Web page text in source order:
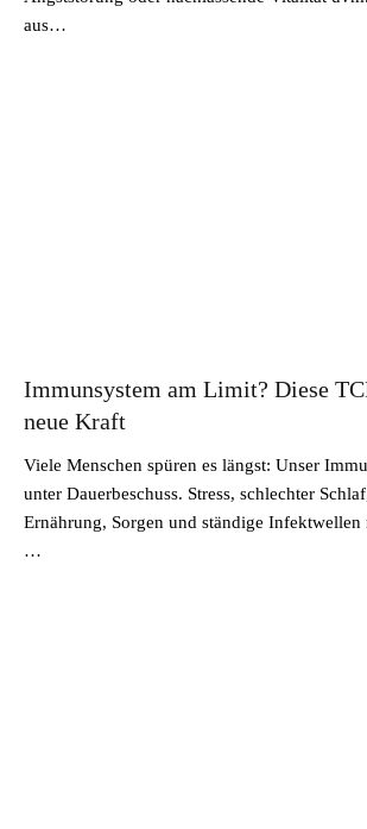
aus…
Immunsystem am Limit? Diese
neue Kraft
Viele Menschen spüren es längst: Unser
unter Dauerbeschuss. Stress, schlechter
Ernährung, Sorgen und ständige Infektwellen
…